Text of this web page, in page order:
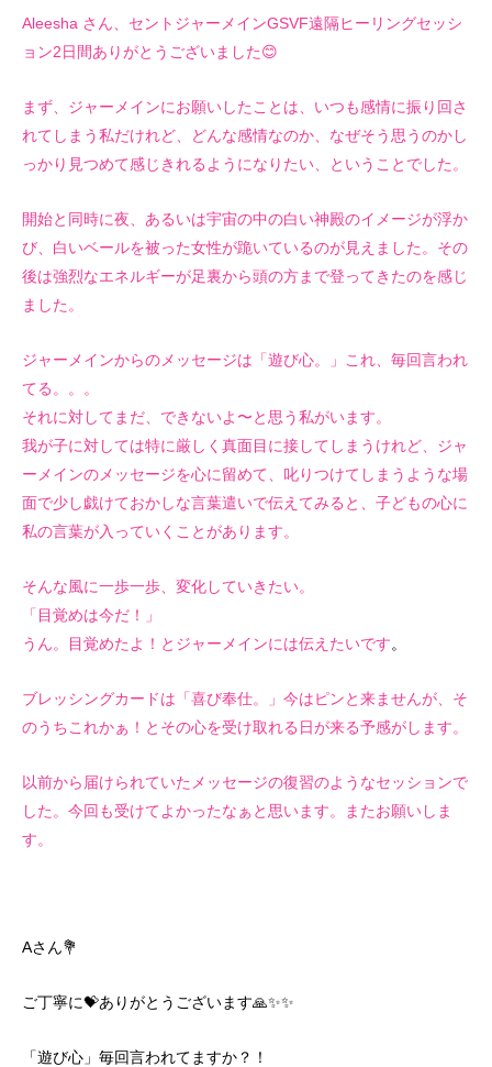
Aleesha さん、セントジャーメインGSVF遠隔ヒーリングセッシ
ョン2日間ありがとうございました😊
まず、ジャーメインにお願いしたことは、いつも感情に振り回さ
れてしまう私だけれど、どんな感情なのか、なぜそう思うのかし
っかり見つめて感じきれるようになりたい、ということでした。
開始と同時に夜、あるいは宇宙の中の白い神殿のイメージが浮か
び、白いベールを被った女性が跪いているのが見えました。その
後は強烈なエネルギーが足裏から頭の方まで登ってきたのを感じ
ました。
ジャーメインからのメッセージは「遊び心。」これ、毎回言われ
てる。。。
それに対してまだ、できないよ〜と思う私がいます。
我が子に対しては特に厳しく真面目に接してしまうけれど、ジャ
ーメインのメッセージを心に留めて、叱りつけてしまうような場
面で少し戯けておかしな言葉遣いで伝えてみると、子どもの心に
私の言葉が入っていくことがあります。
そんな風に一歩一歩、変化していきたい。
「目覚めは今だ！」
うん。目覚めたよ！とジャーメインには伝えたいです。
ブレッシングカードは「喜び奉仕。」今はピンと来ませんが、そ
のうちこれかぁ！とその心を受け取れる日が来る予感がします。
以前から届けられていたメッセージの復習のようなセッションで
した。今回も受けてよかったなぁと思います。またお願いしま
す。
Aさん💐
ご丁寧に💝ありがとうございます🙏✨✨
「遊び心」毎回言われてますか？！